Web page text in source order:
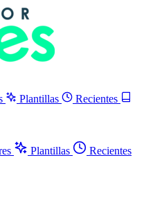
Plantillas
Recientes
Plantillas
Recientes